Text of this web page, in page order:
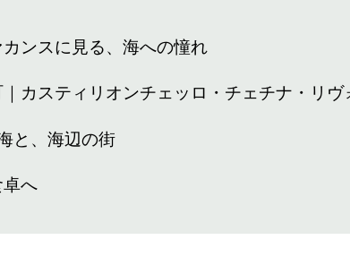
ンスに見る、海への憧れ
カスティリオンチェッロ・チェチナ・リヴ
と、海辺の街
へ